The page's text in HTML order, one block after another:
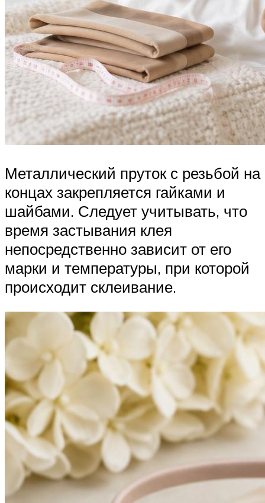
Металлический пруток с резьбой на
концах закрепляется гайками и
шайбами. Следует учитывать, что
время застывания клея
непосредственно зависит от его
марки и температуры, при которой
происходит склеивание.